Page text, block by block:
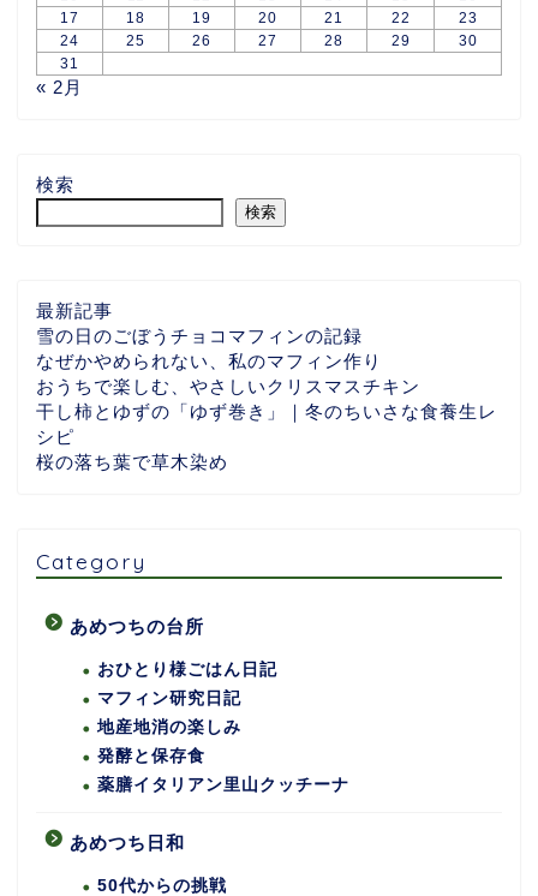
17
18 19 20 21 22
23
24
25 26 27 28 29
30
31
« 2月
検索
検索
最新記事
雪の日のごぼうチョコマフィンの記録
なぜかやめられない、私のマフィン作り
おうちで楽しむ、やさしいクリスマスチキン
干し柿とゆずの「ゆず巻き」｜冬のちいさな食養生レ
シピ
桜の落ち葉で草木染め
Category
あめつちの台所
おひとり様ごはん日記
マフィン研究日記
地産地消の楽しみ
発酵と保存食
薬膳イタリアン里山クッチーナ
あめつち日和
50代からの挑戦